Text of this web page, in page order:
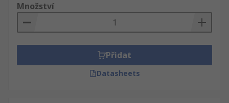
Množství
Přidat
Datasheets